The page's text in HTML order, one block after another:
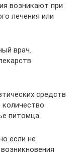
возникают при
лечения или
врач.
средств
питомца.
если не